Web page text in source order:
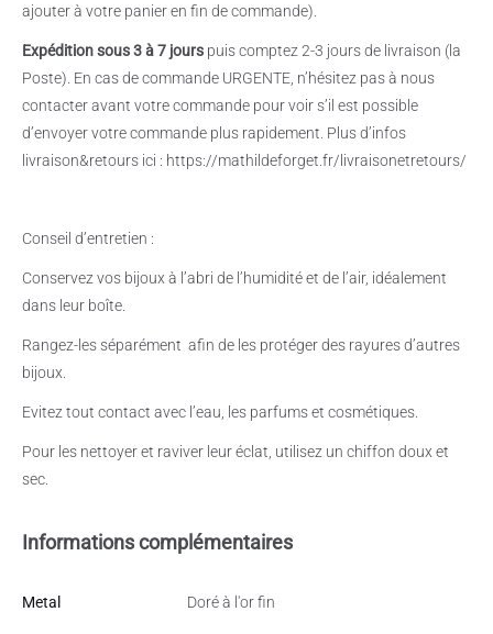
ajouter à votre panier en fin de commande).
Expédition sous 3 à 7 jours puis comptez 2-3 jours de livraison (la
Poste). En cas de commande URGENTE, n’hésitez pas à nous
contacter avant votre commande pour voir s’il est possible
d’envoyer votre commande plus rapidement. Plus d’infos
livraison&retours ici : https://mathildeforget.fr/livraisonetretours/
Conseil d’entretien :
Conservez vos bijoux à l’abri de l’humidité et de l’air, idéalement
dans leur boîte.
Rangez-les séparément afin de les protéger des rayures d’autres
bijoux.
Evitez tout contact avec l’eau, les parfums et cosmétiques.
Pour les nettoyer et raviver leur éclat, utilisez un chiffon doux et
sec.
Informations complémentaires
Metal Doré à l'or fin